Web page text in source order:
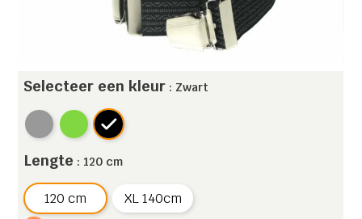
Selecteer een kleur : Zwart
Lengte : 120 cm
120 cm XL 140cm